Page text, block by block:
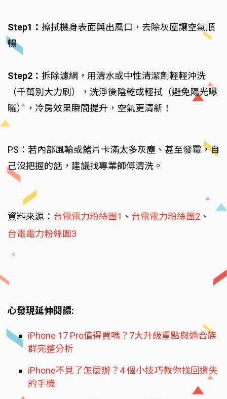
Step1： 擦拭機身表面與出風口，去除灰塵讓空氣順
暢
Step2： 拆除濾網，用清水或中性清潔劑輕輕沖洗
（千萬別大力刷），洗淨後陰乾或輕拭（避免陽光曝
曬），冷房效果瞬間提升，空氣更清新！
PS：若內部風輪或鰭片卡滿太多灰塵、甚至發霉，自
己沒把握的話，建議找專業師傅清洗。
資料來源： 台電電力粉絲團1 、 台電電力粉絲團2 、
台電電力粉絲團3
心發現延伸閱讀:
iPhone 17 Pro值得買嗎？7大升級重點與適合族
群完整分析
iPhone不見了怎麼辦？4 個小技巧教你找回遺失
的手機